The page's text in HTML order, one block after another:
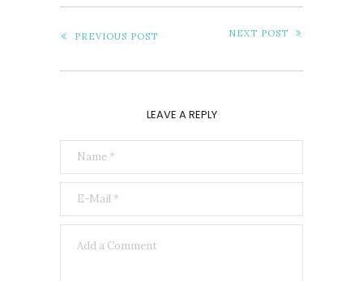
PREVIOUS POST NEXT POST
LEAVE A REPLY